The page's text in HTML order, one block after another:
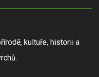
kultuře, historii a